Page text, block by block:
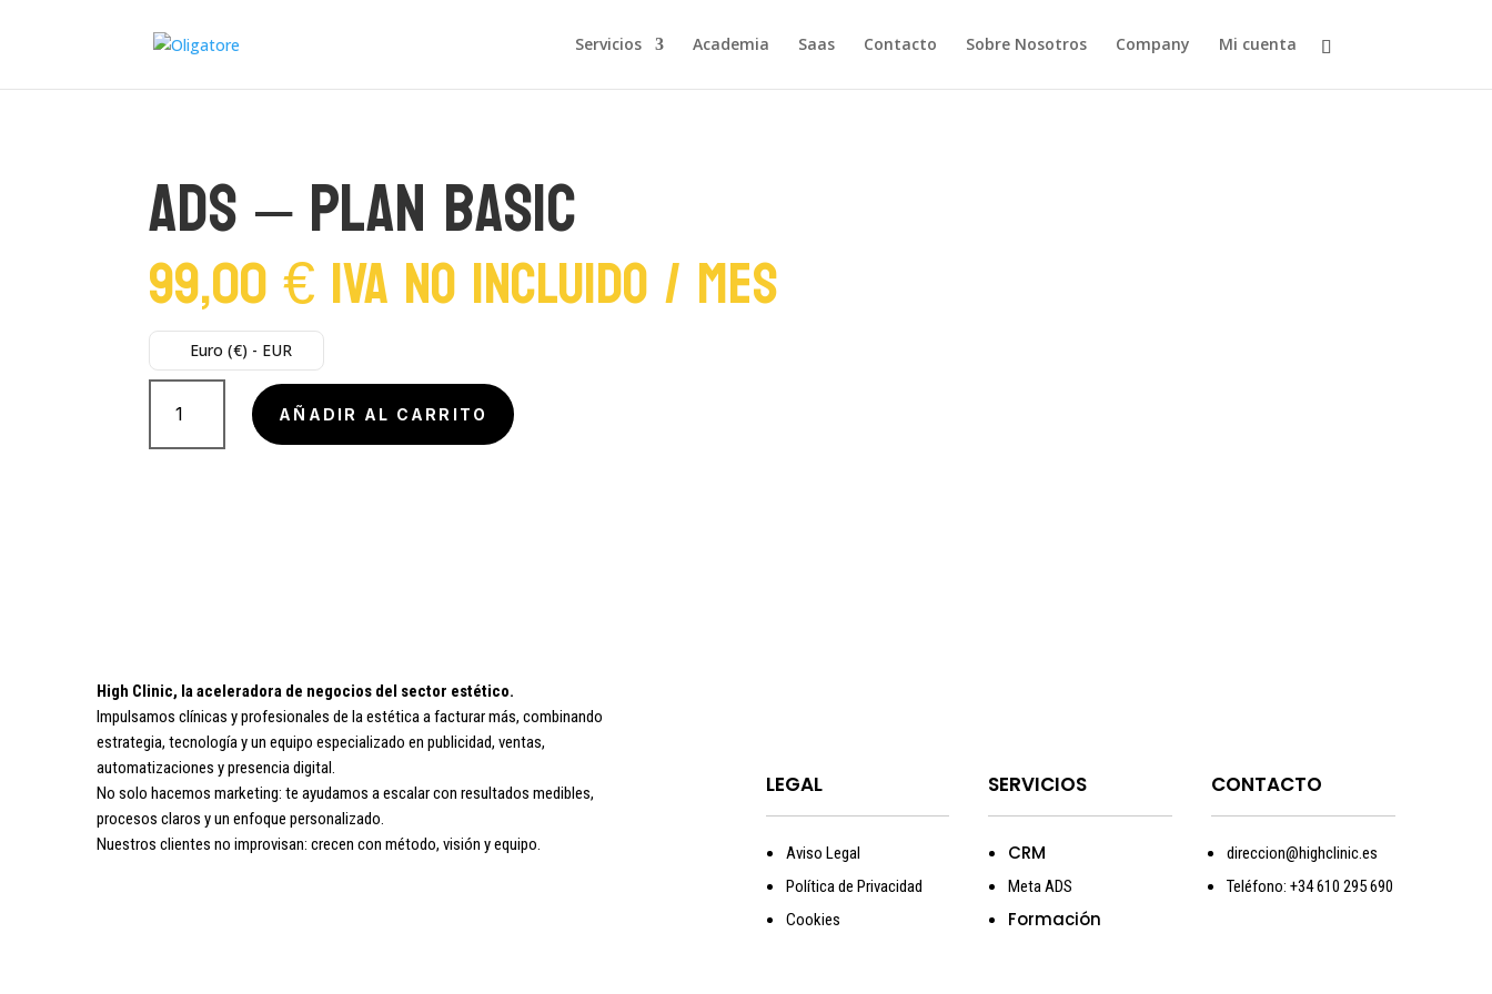
Servicios Academia Saas Contacto Sobre Nosotros Company Mi cuenta
ADS – Plan Basic
99,00€IVA No Incluido/ mes
Euro (€) - EUR
ADS
Plan
AÑADIR AL CARRITO
High Clinic, la aceleradora de negocios del sector estético.
Impulsamos clínicas y profesionales de la estética a facturar más, combinando
estrategia, tecnología y un equipo especializado en publicidad, ventas,
automatizaciones y presencia digital.
No solo hacemos marketing: te ayudamos a escalar con resultados medibles,
procesos claros y un enfoque personalizado.
Nuestros clientes no improvisan: crecen con método, visión y equipo.
LEGAL
Aviso Legal
Política de Privacidad
Cookies
SERVICIOS
CRM
Meta ADS
Formación
CONTACTO
direccion@highclinic.es
Teléfono: +34 610 295 690